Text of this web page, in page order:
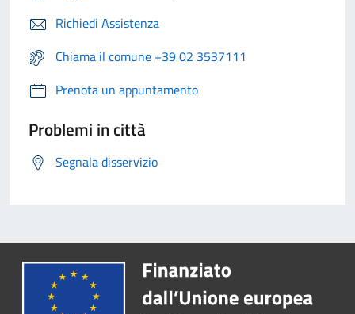
Richiedi Assistenza
Chiama il comune +39 02 3537111
Prenota un appuntamento
Problemi in città
Segnala disservizio